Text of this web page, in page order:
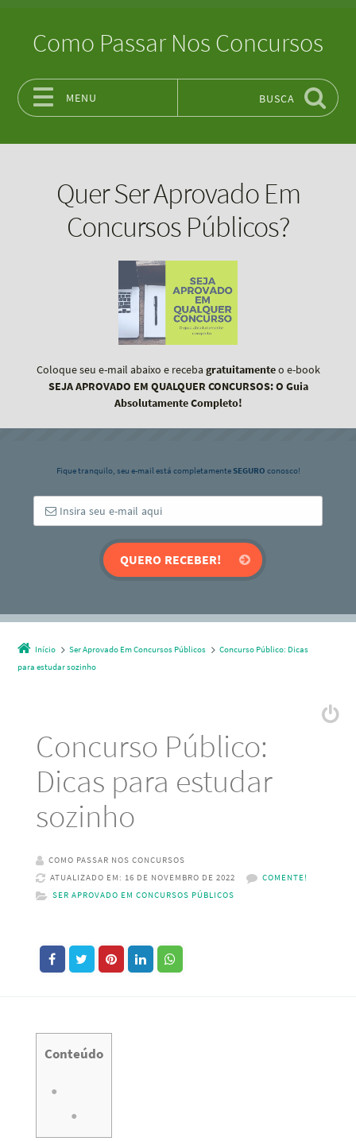
Como Passar Nos Concursos
MENU BUSCA
Quer Ser Aprovado Em
Concursos Públicos?
Coloque seu e-mail abaixo e receba gratuitamenteo e-book
SEJA APROVADO EM QUALQUER CONCURSOS: O Guia
Absolutamente Completo!
Fique tranquilo, seu e-mail está completamente SEGURO conosco!
Início Ser Aprovado Em Concursos Públicos
Concurso Público: Dicas
para estudar sozinho
Concurso Público:
Dicas para estudar
sozinho
COMO PASSAR NOS CONCURSOS
ATUALIZADO EM: 16 DE NOVEMBRO DE 2022
COMENTE!
SER APROVADO EM CONCURSOS PÚBLICOS
Conteúdo